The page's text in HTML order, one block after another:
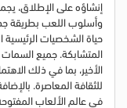
وأسلوب اللعب بطريقة
حياة الشخصيات الرئيسية
المتشابكة.جميع السمات
الأخير، بما في ذلك
للثقافة المعاصرة.
في عالم الألعاب